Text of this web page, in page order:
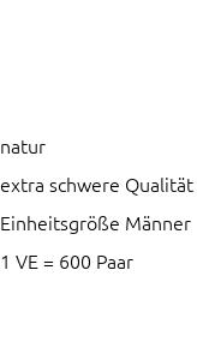
natur
extra schwere Qualität
Einheitsgröße Männer
1 VE = 600 Paar